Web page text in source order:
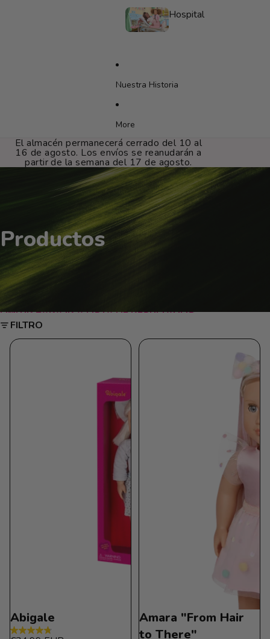
Hospital
Nuestra Historia
More
El almacén permanecerá cerrado del 10 al
16 de agosto. Los envíos se reanudarán a
partir de la semana del 17 de agosto.
Productos
OMITIR PARA IR A LISTA DE RESULTADOS
FILTRO
Abigale
Amara "From Hair
to There"